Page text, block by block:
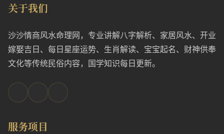
关于我们
沙沙情商风水命理网，专业讲解八字解析、家居风水、开业
嫁娶吉日、每日星座运势、生肖解读、宝宝起名、财神供奉
文化等传统民俗内容，国学知识每日更新。
服务项目